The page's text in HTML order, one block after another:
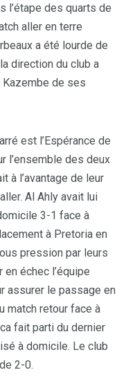
l’étape des quarts de
aller en terre
a été lourde de
direction du club a
Kazembe de ses
est l’Espérance de
l’ensemble des deux
à l’avantage de leur
Al Ahly avait lui
3-1 face à
à Pretoria en
pression par leurs
échec l’équipe
assurer le passage en
match retour face à
fait parti du dernier
à domicile. Le club
2-0.